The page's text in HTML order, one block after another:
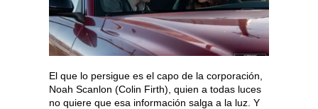
El que lo persigue es el capo de la corporación,
Noah Scanlon (Colin Firth), quien a todas luces
no quiere que esa información salga a la luz. Y